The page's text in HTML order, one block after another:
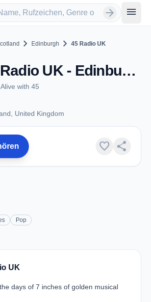
arrow_forward menu
chevron_right Edinburgh chevron_right 45 Radio UK
45 Radio UK - Edinburgh
with 45
United Kingdom
favorite share
Pop
UK
days of 7 inches of golden musical